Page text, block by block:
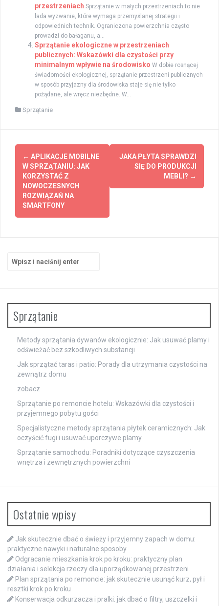
przestrzeniach Sprzątanie w małych przestrzeniach to nie
lada wyzwanie, które wymaga przemyślanej strategii i
odpowiednich technik. Ograniczona powierzchnia często
prowadzi do bałaganu, a...
Sprzątanie ekologiczne w przestrzeniach
publicznych: Wskazówki dla czystości przy
minimalnym wpływie na środowisko W dobie rosnącej
świadomości ekologicznej, sprzątanie przestrzeni publicznych
w sposób przyjazny dla środowiska staje się nie tylko
pożądane, ale wręcz niezbędne. W...
Sprzątanie
Zobacz
wpisy
← APLIKACJE MOBILNE
W SPRZĄTANIU: JAK
KORZYSTAĆ Z
NOWOCZESNYCH
ROZWIĄZAŃ NA
SMARTFONY
JAKA PŁYTA SPRAWDZI
SIĘ DO PRODUKCJI
MEBLI? →
Sprzątanie
Metody sprzątania dywanów ekologicznie: Jak usuwać plamy i
odświeżać bez szkodliwych substancji
Jak sprzątać taras i patio: Porady dla utrzymania czystości na
zewnątrz domu
zobacz
Sprzątanie po remoncie hotelu: Wskazówki dla czystości i
przyjemnego pobytu gości
Specjalistyczne metody sprzątania płytek ceramicznych: Jak
oczyścić fugi i usuwać uporczywe plamy
Sprzątanie samochodu: Poradniki dotyczące czyszczenia
wnętrza i zewnętrznych powierzchni
Ostatnie wpisy
Jak skutecznie dbać o świeży i przyjemny zapach w domu:
praktyczne nawyki i naturalne sposoby
Odgracanie mieszkania krok po kroku: praktyczny plan
działania i selekcja rzeczy dla uporządkowanej przestrzeni
Plan sprzątania po remoncie: jak skutecznie usunąć kurz, pył i
resztki krok po kroku
Konserwacja odkurzacza i pralki: jak dbać o filtry, uszczelki i